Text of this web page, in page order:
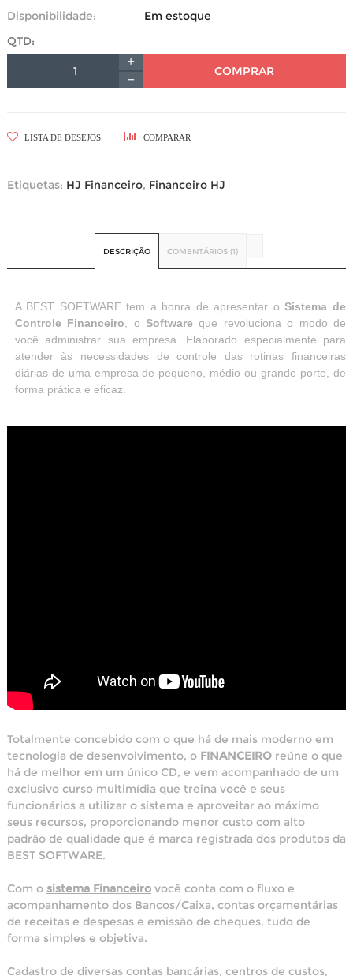
Disponibilidade:
Em estoque
QTD:
COMPRAR
LISTA DE DESEJOS COMPARAR
Etiquetas: HJ Financeiro, Financeiro HJ
DESCRIÇÃO COMENTÁRIOS (1)
A BEST SOFTWARE tem a honra de apresentar o Sistema de
Controle Financeiro , oSoftware que revoluciona o modo de
você administrar sua empresa. Elaborado especialmente para
atender às necessidades de controle das rotinas financeiras
diárias de uma empresa de pequeno, médio ou grande porte, de
forma prática e eficaz.
Totalmente concebido com o que há de mais moderno em
tecnologia de desenvolvimento, o FINANCEIRO reúne o que
há de melhor em um único CD, e vem acompanhado de um
exclusivo curso multimídia que treina você e seus
funcionários a utilizar o sistema e aproveitar ao máximo
seus recursos, proporcionando menor custo com alto
padrão de qualidade que é marca registrada dos produtos da
BEST SOFTWARE.
Com o sistema Financeiro você conta com o fluxo e
acompanhamento dos Bancos/Caixa, contas orçamentárias
de receitas e despesas e emissão de cheques, tudo de
forma simples e objetiva.
Cadastro de diversas contas bancárias, centros de custos,